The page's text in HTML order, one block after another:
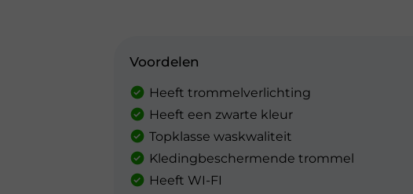
Voordelen
Heeft trommelverlichting
Heeft een zwarte kleur
Topklasse waskwaliteit
Kledingbeschermende trommel
Heeft WI-FI